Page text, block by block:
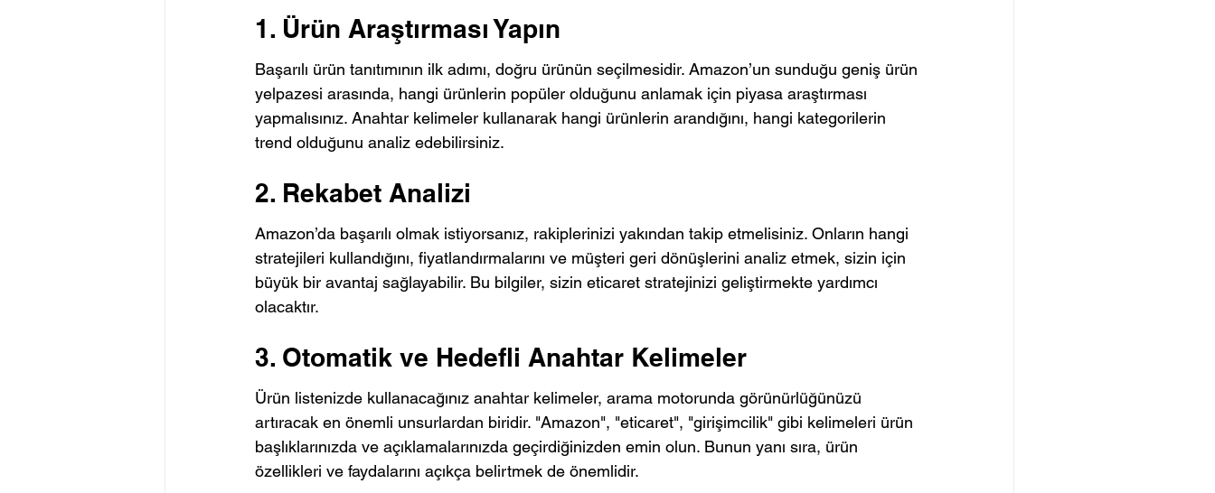
1. Ürün Araştırması Yapın
Başarılı ürün tanıtımının ilk adımı, doğru ürünün seçilmesidir. Amazon’un sunduğu geniş ürün
yelpazesi arasında, hangi ürünlerin popüler olduğunu anlamak için piyasa araştırması
yapmalısınız. Anahtar kelimeler kullanarak hangi ürünlerin arandığını, hangi kategorilerin
trend olduğunu analiz edebilirsiniz.
2. Rekabet Analizi
Amazon’da başarılı olmak istiyorsanız, rakiplerinizi yakından takip etmelisiniz. Onların hangi
stratejileri kullandığını, fiyatlandırmalarını ve müşteri geri dönüşlerini analiz etmek, sizin için
büyük bir avantaj sağlayabilir. Bu bilgiler, sizin eticaret stratejinizi geliştirmekte yardımcı
olacaktır.
3. Otomatik ve Hedefli Anahtar Kelimeler
Ürün listenizde kullanacağınız anahtar kelimeler, arama motorunda görünürlüğünüzü
artıracak en önemli unsurlardan biridir. "Amazon", "eticaret", "girişimcilik" gibi kelimeleri ürün
başlıklarınızda ve açıklamalarınızda geçirdiğinizden emin olun. Bunun yanı sıra, ürün
özellikleri ve faydalarını açıkça belirtmek de önemlidir.